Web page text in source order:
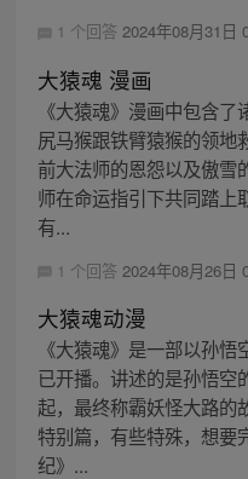
1 个回答 2024年08月31日
大猿魂 漫画
《大猿魂》漫画中包含
尻马猴跟铁臂猿猴的领地
前大法师的恩怨以及傲雪
师在命运指引下共同踏上
有...
1 个回答 2024年08月26日
大猿魂动漫
《大猿魂》是一部以孙
已开播。讲述的是孙悟空
起，最终称霸妖怪大路的
特别篇，有些特殊，想要
纪》...